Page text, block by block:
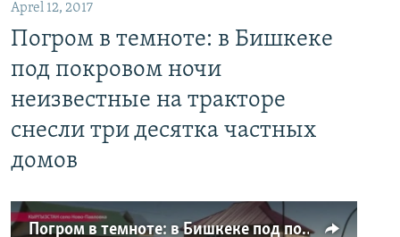
Aprel 12, 2017
Погром в темноте: в Бишкеке
под покровом ночи
неизвестные на тракторе
снесли три десятка частных
домов
Погром в темноте: в Бишкеке под покровом ночи неизвестные на тракторе снесли три десятка частных домов